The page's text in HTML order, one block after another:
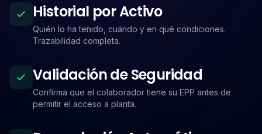
Historial por Activo
Quién lo ha tenido, cuándo y en qué condiciones.
Trazabilidad completa.
Validación de Seguridad
Confirma que el colaborador tiene su EPP antes de
permitir el acceso a planta.